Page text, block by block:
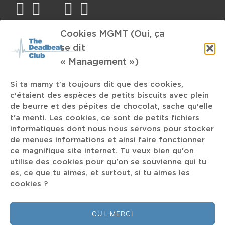
Cookies MGMT (Oui, ça
se dit
« Management »)
Si ta mamy t'a toujours dit que des cookies,
c'étaient des espèces de petits biscuits avec plein
de beurre et des pépites de chocolat, sache qu'elle
t'a menti. Les cookies, ce sont de petits fichiers
informatiques dont nous nous servons pour stocker
de menues informations et ainsi faire fonctionner
ce magnifique site internet. Tu veux bien qu'on
utilise des cookies pour qu'on se souvienne qui tu
es, ce que tu aimes, et surtout, si tu aimes les
cookies ?
OUI, MERCI
facebook
twitter
mail instagram
TAGS
The Great Belgian Songbook trio
Drache Musicale news Micro Shows Billy Martin
Sound Design Time travel Jeunots Hans Zimmer
2021 Wiegedood Dave
L'Orchestre Tout Puissant Marcel Duchamps